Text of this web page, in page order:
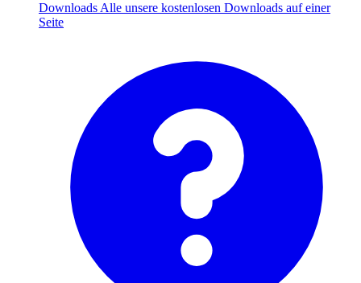
Downloads Alle unsere kostenlosen Downloads auf einer
Seite